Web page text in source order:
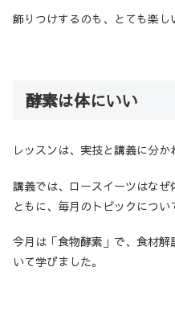
飾りつけするのも、とても楽し
酵素は体にいい
レッスンは、実技と講義に分か
講義では、ロースイーツはな
ともに、毎月のトピックについ
今月は「食物酵素」で、食材
いて学びました。